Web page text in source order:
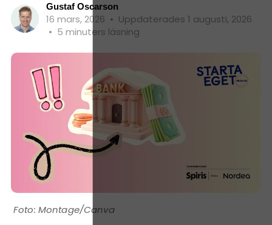
Gustaf Oscarson
16 mars, 2026 • Uppdaterades 1 augusti, 2026
• 5 minuters läsning
Montage/Canva